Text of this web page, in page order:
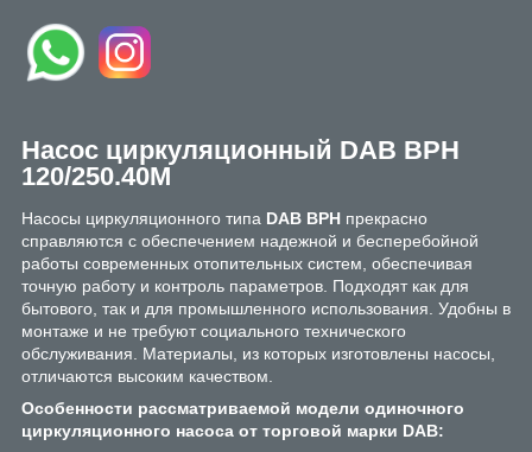
Насос циркуляционный DAB BPH
120/250.40M
Насосы циркуляционного типа DAB BPH прекрасно
справляются с обеспечением надежной и бесперебойной
работы современных отопительных систем, обеспечивая
точную работу и контроль параметров. Подходят как для
бытового, так и для промышленного использования. Удобны в
монтаже и не требуют социального технического
обслуживания. Материалы, из которых изготовлены насосы,
отличаются высоким качеством.
Особенности рассматриваемой модели одиночного
циркуляционного насоса от торговой марки DAB: